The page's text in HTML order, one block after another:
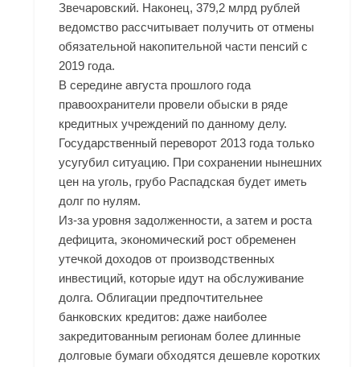
Звечаровский. Наконец, 379,2 млрд рублей
ведомство рассчитывает получить от отмены
обязательной накопительной части пенсий с
2019 года.
В середине августа прошлого года
правоохранители провели обыски в ряде
кредитных учреждений по данному делу.
Государственный переворот 2013 года только
усугубил ситуацию. При сохранении нынешних
цен на уголь, грубо Распадская будет иметь
долг по нулям.
Из-за уровня задолженности, а затем и роста
дефицита, экономический рост обременен
утечкой доходов от производственных
инвестиций, которые идут на обслуживание
долга. Облигации предпочтительнее
банковских кредитов: даже наиболее
закредитованным регионам более длинные
долговые бумаги обходятся дешевле коротких